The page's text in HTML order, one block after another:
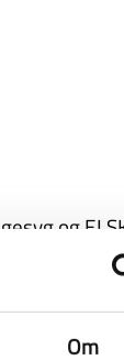
Om
og
nødt til